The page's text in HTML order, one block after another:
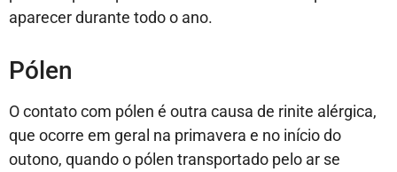
aparecer durante todo o ano.
Pólen
O contato com pólen é outra causa de rinite alérgica,
que ocorre em geral na primavera e no início do
outono, quando o pólen transportado pelo ar se